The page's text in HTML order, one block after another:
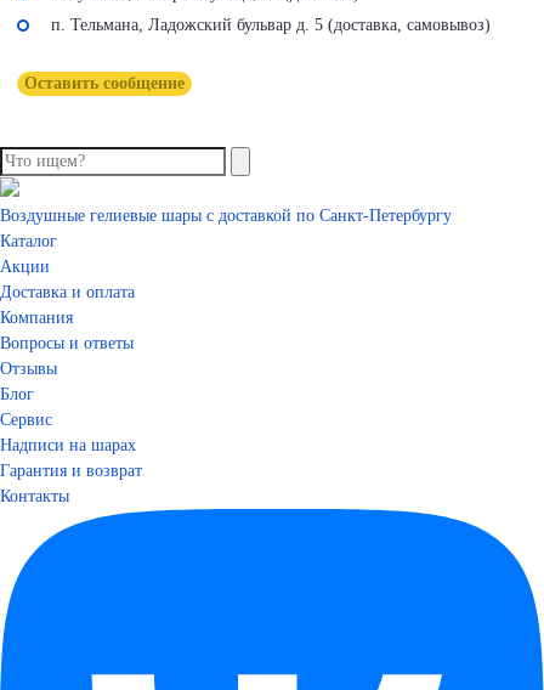
п. Тельмана, Ладожский бульвар д. 5 (доставка, самовывоз)
Оставить сообщение
Воздушные гелиевые шары с доставкой по Санкт-Петербургу
Каталог
Акции
Доставка и оплата
Компания
Вопросы и ответы
Отзывы
Блог
Сервис
Надписи на шарах
Гарантия и возврат
Контакты